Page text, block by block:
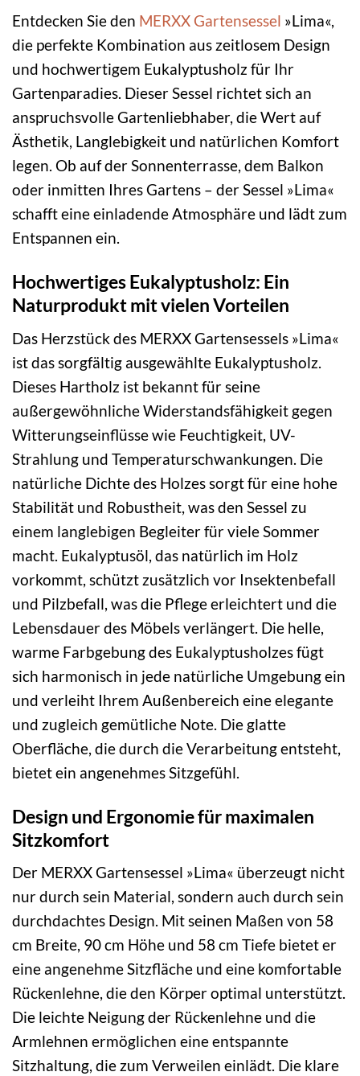
Entdecken Sie den MERXX Gartensessel »Lima«,
die perfekte Kombination aus zeitlosem Design
und hochwertigem Eukalyptusholz für Ihr
Gartenparadies. Dieser Sessel richtet sich an
anspruchsvolle Gartenliebhaber, die Wert auf
Ästhetik, Langlebigkeit und natürlichen Komfort
legen. Ob auf der Sonnenterrasse, dem Balkon
oder inmitten Ihres Gartens – der Sessel »Lima«
schafft eine einladende Atmosphäre und lädt zum
Entspannen ein.
Hochwertiges Eukalyptusholz: Ein
Naturprodukt mit vielen Vorteilen
Das Herzstück des MERXX Gartensessels »Lima«
ist das sorgfältig ausgewählte Eukalyptusholz.
Dieses Hartholz ist bekannt für seine
außergewöhnliche Widerstandsfähigkeit gegen
Witterungseinflüsse wie Feuchtigkeit, UV-
Strahlung und Temperaturschwankungen. Die
natürliche Dichte des Holzes sorgt für eine hohe
Stabilität und Robustheit, was den Sessel zu
einem langlebigen Begleiter für viele Sommer
macht. Eukalyptusöl, das natürlich im Holz
vorkommt, schützt zusätzlich vor Insektenbefall
und Pilzbefall, was die Pflege erleichtert und die
Lebensdauer des Möbels verlängert. Die helle,
warme Farbgebung des Eukalyptusholzes fügt
sich harmonisch in jede natürliche Umgebung ein
und verleiht Ihrem Außenbereich eine elegante
und zugleich gemütliche Note. Die glatte
Oberfläche, die durch die Verarbeitung entsteht,
bietet ein angenehmes Sitzgefühl.
Design und Ergonomie für maximalen
Sitzkomfort
Der MERXX Gartensessel »Lima« überzeugt nicht
nur durch sein Material, sondern auch durch sein
durchdachtes Design. Mit seinen Maßen von 58
cm Breite, 90 cm Höhe und 58 cm Tiefe bietet er
eine angenehme Sitzfläche und eine komfortable
Rückenlehne, die den Körper optimal unterstützt.
Die leichte Neigung der Rückenlehne und die
Armlehnen ermöglichen eine entspannte
Sitzhaltung, die zum Verweilen einlädt. Die klare